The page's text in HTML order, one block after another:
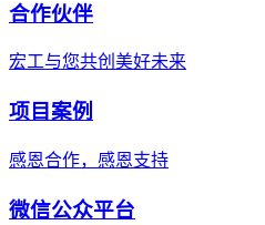
合作伙伴
宏工与您共创美好未来
项目案例
感恩合作，感恩支持
微信公众平台